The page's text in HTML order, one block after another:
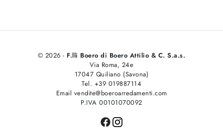
© 2026 - F.lli Boero di Boero Attilio & C. S.a.s.
Via Roma, 24e
17047 Quiliano (Savona)
Tel. +39 019887114
Email vendite@boeroarredamenti.com
P.IVA 00101070092